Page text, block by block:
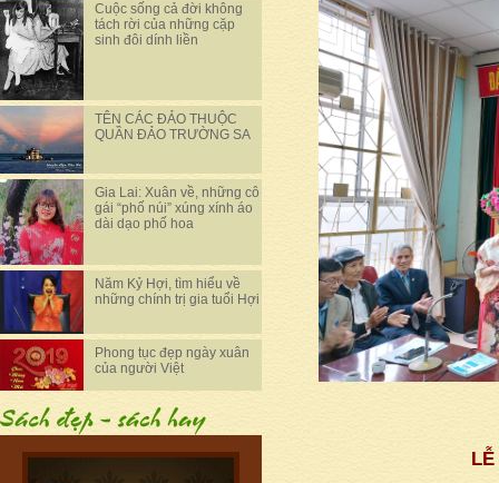
Cuộc sống cả đời không
tách rời của những cặp
sinh đôi dính liền
TÊN CÁC ĐẢO THUỘC
QUẦN ĐẢO TRƯỜNG SA
Gia Lai: Xuân về, những cô
gái “phố núi” xúng xính áo
dài dạo phố hoa
Năm Kỷ Hợi, tìm hiểu về
những chính trị gia tuổi Hợi
Phong tục đẹp ngày xuân
của người Việt